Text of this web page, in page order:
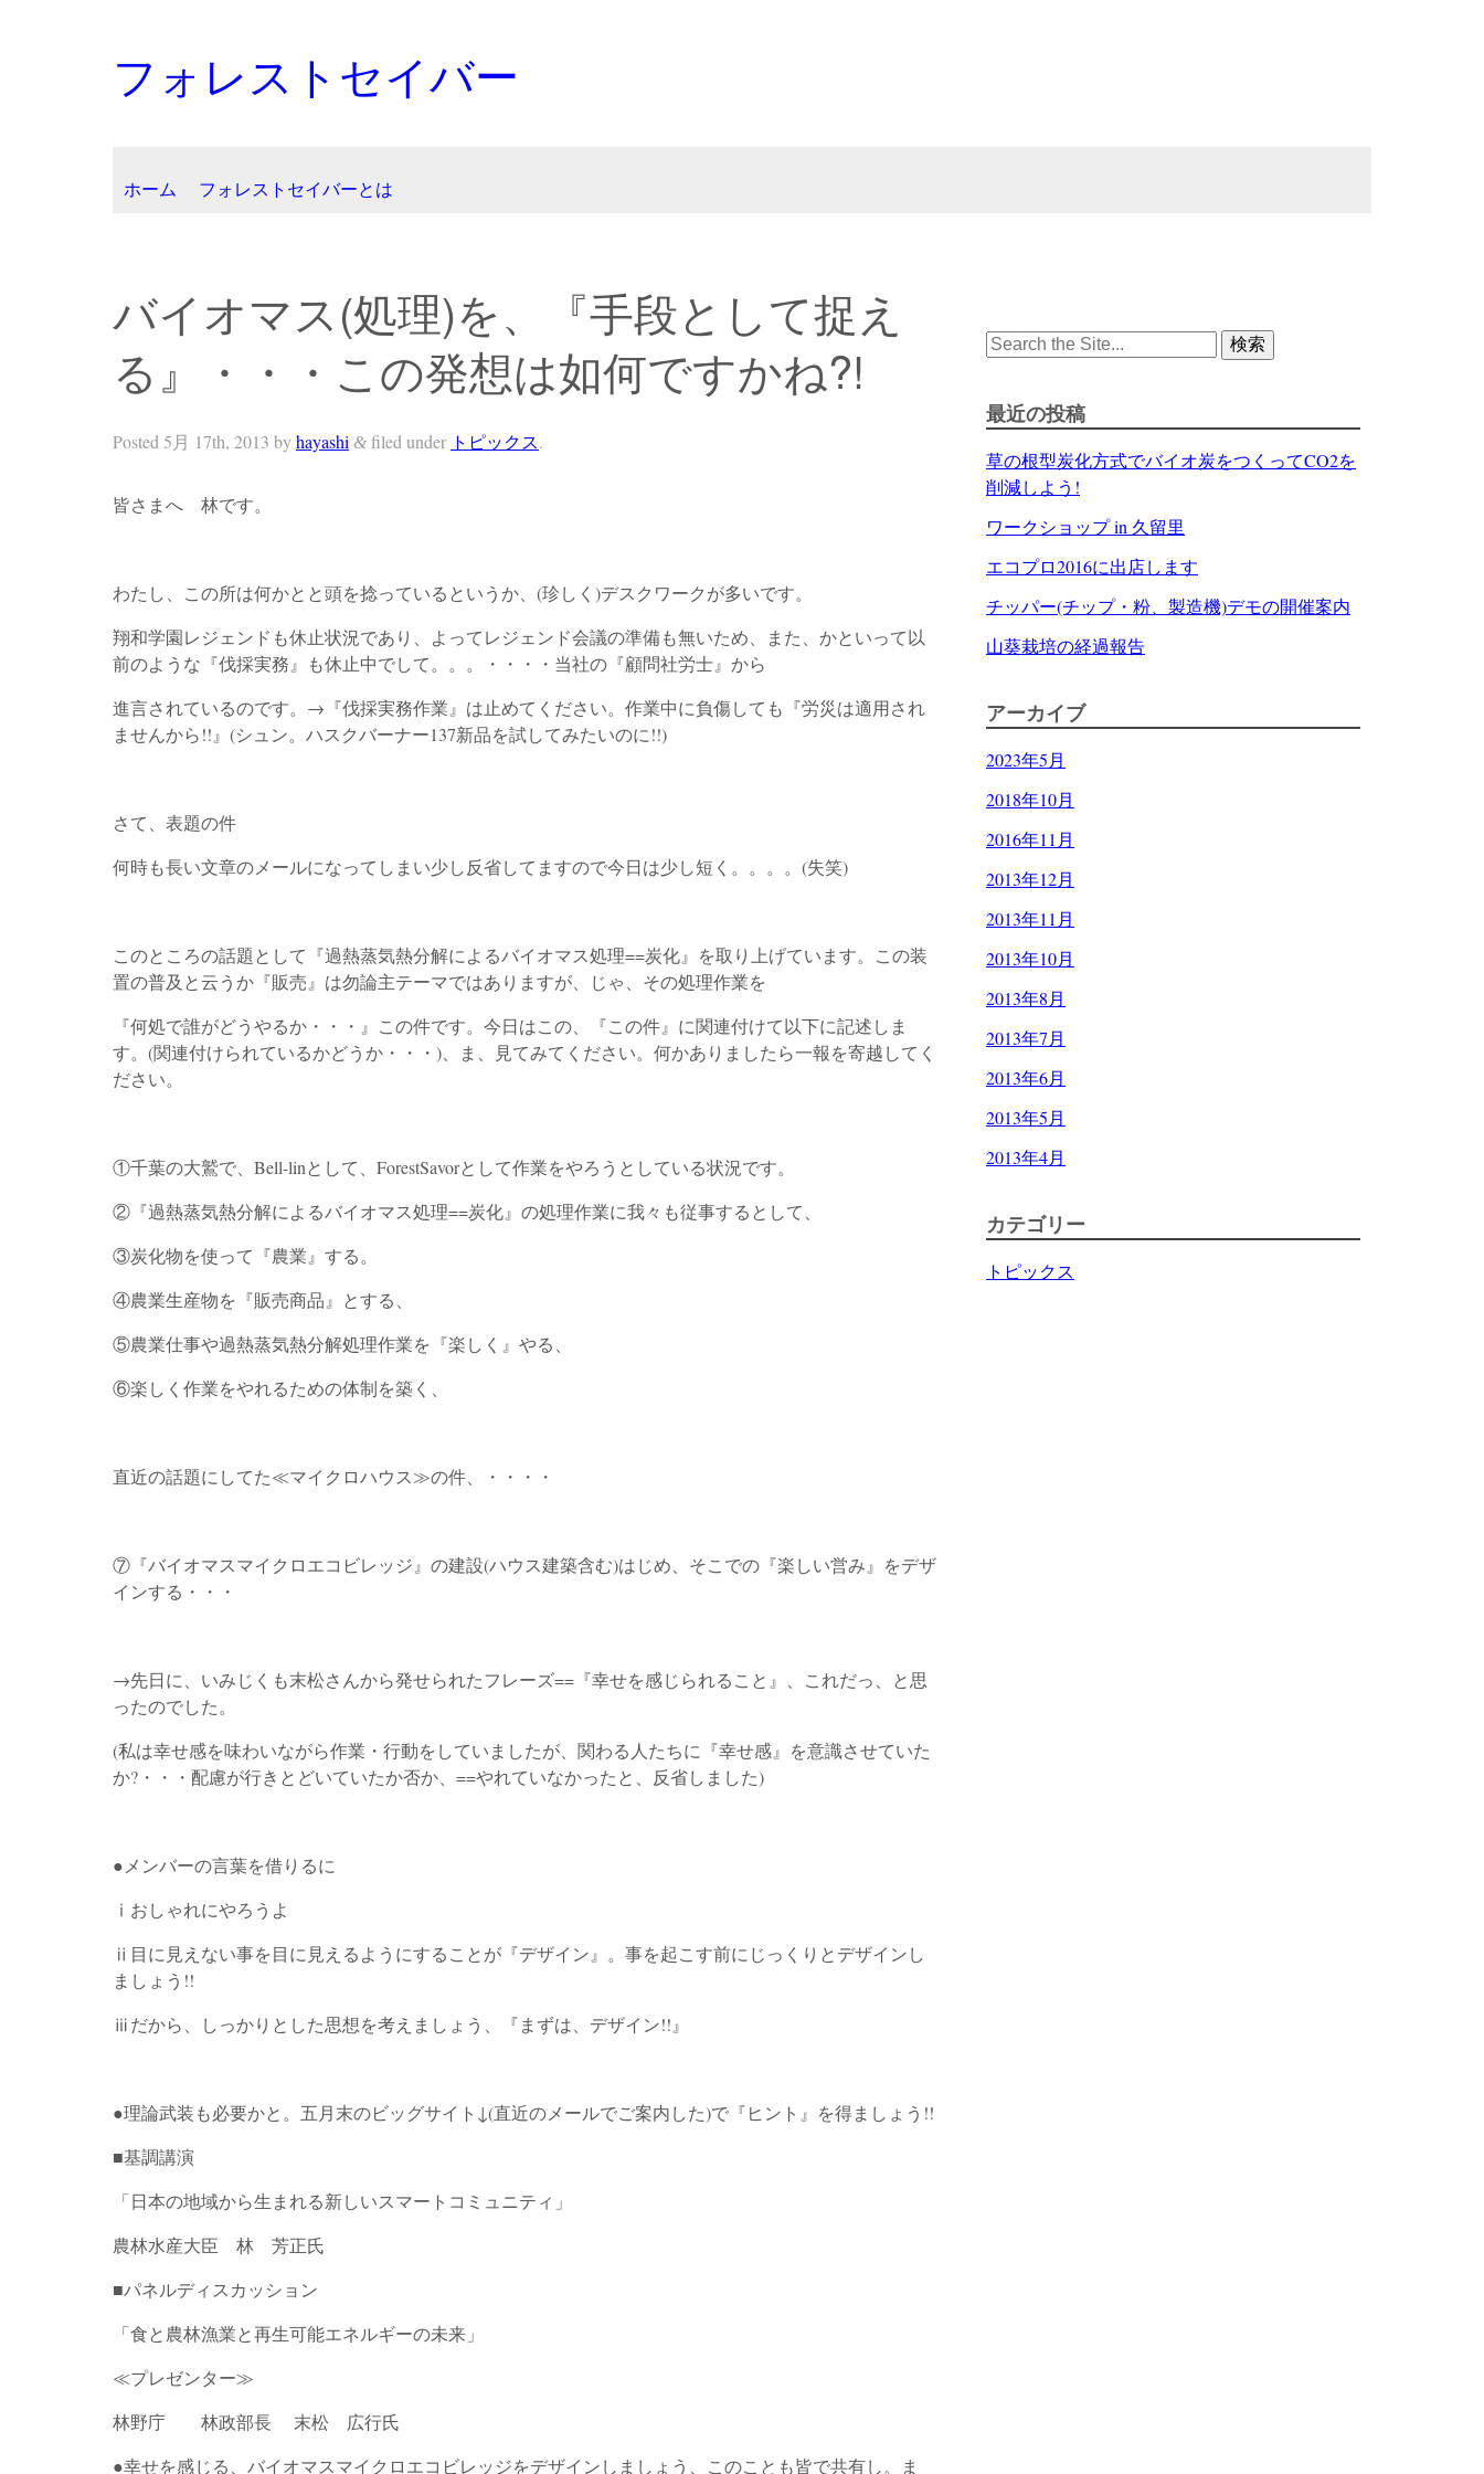
フォレストセイバー
ホーム フォレストセイバーとは
バイオマス(処理)を、『手段として捉え
る』・・・この発想は如何ですかね?!
Posted 5月 17th, 2013 byhayashi & filed under トピックス.
皆さまへ 林です。
わたし、この所は何かとと頭を捻っているというか、(珍しく)デスクワークが多いです。
翔和学園レジェンドも休止状況であり、よってレジェンド会議の準備も無いため、また、かといって以
前のような『伐採実務』も休止中でして。。。・・・・当社の『顧問社労士』から
進言されているのです。→『伐採実務作業』は止めてください。作業中に負傷しても『労災は適用され
ませんから!!』(シュン。ハスクバーナー137新品を試してみたいのに!!)
さて、表題の件
何時も長い文章のメールになってしまい少し反省してますので今日は少し短く。。。。(失笑)
このところの話題として『過熱蒸気熱分解によるバイオマス処理==炭化』を取り上げています。この装
置の普及と云うか『販売』は勿論主テーマではありますが、じゃ、その処理作業を
『何処で誰がどうやるか・・・』この件です。今日はこの、『この件』に関連付けて以下に記述しま
す。(関連付けられているかどうか・・・)、ま、見てみてください。何かありましたら一報を寄越してく
ださい。
①千葉の大鷲で、Bell-linとして、ForestSavorとして作業をやろうとしている状況です。
②『過熱蒸気熱分解によるバイオマス処理==炭化』の処理作業に我々も従事するとして、
③炭化物を使って『農業』する。
④農業生産物を『販売商品』とする、
⑤農業仕事や過熱蒸気熱分解処理作業を『楽しく』やる、
⑥楽しく作業をやれるための体制を築く、
直近の話題にしてた≪マイクロハウス≫の件、・・・・
⑦『バイオマスマイクロエコビレッジ』の建設(ハウス建築含む)はじめ、そこでの『楽しい営み』をデザ
インする・・・
→先日に、いみじくも末松さんから発せられたフレーズ==『幸せを感じられること』、これだっ、と思
ったのでした。
(私は幸せ感を味わいながら作業・行動をしていましたが、関わる人たちに『幸せ感』を意識させていた
か?・・・配慮が行きとどいていたか否か、==やれていなかったと、反省しました)
●メンバーの言葉を借りるに
ⅰおしゃれにやろうよ
ⅱ目に見えない事を目に見えるようにすることが『デザイン』。事を起こす前にじっくりとデザインし
ましょう!!
ⅲだから、しっかりとした思想を考えましょう、『まずは、デザイン!!』
●理論武装も必要かと。五月末のビッグサイト↓(直近のメールでご案内した)で『ヒント』を得ましょう!!
■基調講演
「日本の地域から生まれる新しいスマートコミュニティ」
農林水産大臣 林 芳正氏
■パネルディスカッション
「食と農林漁業と再生可能エネルギーの未来」
≪プレゼンター≫
林野庁 林政部長 末松 広行氏
●幸せを感じる、バイオマスマイクロエコビレッジをデザインしましょう、このことも皆で共有し。ま
Search
最近の投稿
草の根型炭化方式でバイオ炭をつくってCO2を
削減しよう!
ワークショップ in 久留里
エコプロ2016に出店します
チッパー(チップ・粉、製造機)デモの開催案内
山葵栽培の経過報告
アーカイブ
2023年5月
2018年10月
2016年11月
2013年12月
2013年11月
2013年10月
2013年8月
2013年7月
2013年6月
2013年5月
2013年4月
カテゴリー
トピックス